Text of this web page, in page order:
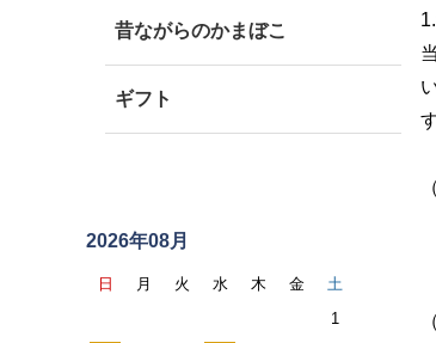
昔ながらのかまぼこ
ギフト
ュ
2026年08月
日 月 火 水 木 金
土
1